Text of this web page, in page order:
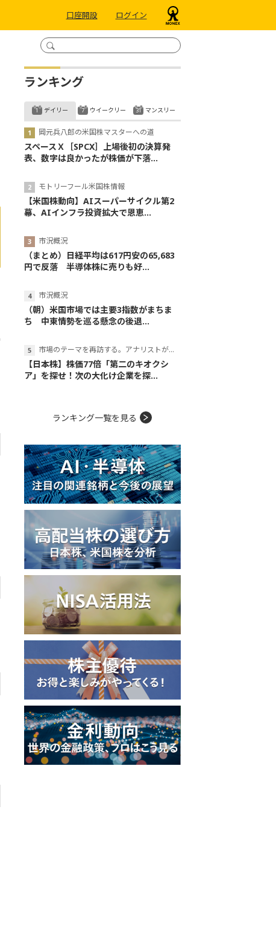
口座開設 ログイン
ランキング
デイリー
岡元兵八郎の米国株マスターへの道
スペースＸ［SPCX］上場後初の決算発
表、数字は良かったが株価が下落...
モトリーフール米国株情報
【米国株動向】AIスーパーサイクル第2
幕、AIインフラ投資拡大で恩恵...
市況概況
（まとめ）日経平均は617円安の65,683
円で反落 半導体株に売りも好...
市況概況
（朝）米国市場では主要3指数がまちま
ち 中東情勢を巡る懸念の後退...
市場のテーマを再訪する。アナリストが読み解くテーマの本質
【日本株】株価77倍「第二のキオクシ
ア」を探せ！次の大化け企業を探...
ウイークリー マンスリー
ランキング一覧を見る